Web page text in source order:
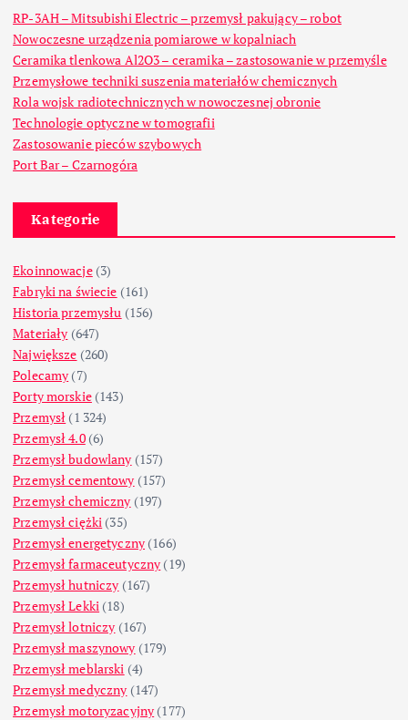
RP-3AH – Mitsubishi Electric – przemysł pakujący – robot
Nowoczesne urządzenia pomiarowe w kopalniach
Ceramika tlenkowa Al2O3 – ceramika – zastosowanie w przemyśle
Przemysłowe techniki suszenia materiałów chemicznych
Rola wojsk radiotechnicznych w nowoczesnej obronie
Technologie optyczne w tomografii
Zastosowanie pieców szybowych
Port Bar – Czarnogóra
Kategorie
Ekoinnowacje(3)
Fabryki na świecie (161)
Historia przemysłu (156)
Materiały (647)
Największe (260)
Polecamy (7)
Porty morskie(143)
Przemysł (1 324)
Przemysł 4.0(6)
Przemysł budowlany (157)
Przemysł cementowy (157)
Przemysł chemiczny (197)
Przemysł ciężki (35)
Przemysł energetyczny (166)
Przemysł farmaceutyczny (19)
Przemysł hutniczy (167)
Przemysł Lekki (18)
Przemysł lotniczy (167)
Przemysł maszynowy (179)
Przemysł meblarski (4)
Przemysł medyczny (147)
Przemysł motoryzacyjny (177)